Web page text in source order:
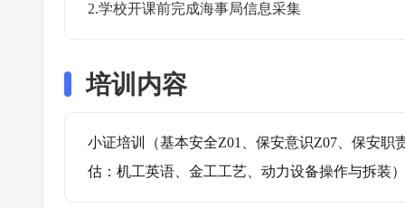
2.学校开课前完成海事局信息采集
培训内容
小证培训（基本安全Z01、保安意识Z07、保安
估：机工英语、金工工艺、动力设备操作与拆装）